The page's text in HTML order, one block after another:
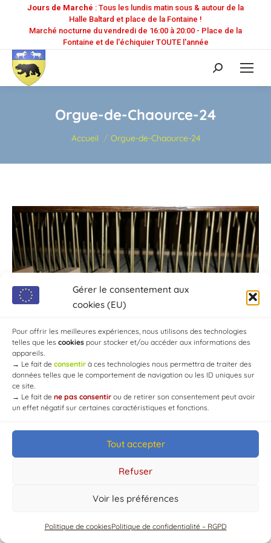
Gérer le consentement aux
cookies (EU)
Pour offrir les meilleures expériences, nous utilisons des technologies
telles que les cookies pour stocker et/ou accéder aux informations des
appareils.
→ Le fait de consentir à ces technologies nous permettra de traiter des
données telles que le comportement de navigation ou les ID uniques sur
ce site.
→ Le fait de ne pas consentir ou de retirer son consentement peut avoir
un effet négatif sur certaines caractéristiques et fonctions.
Tout accepter
Refuser
Voir les préférences
Politique de cookiesPolitique de confidentialité – RGPD
Jours de Marché : Tous les lundis matin sous & autour de la
Halle Baltard et place de la Fontaine !
Marché nocturne du vendredi de 16:00 à 20:00 - Place de la
Fontaine et de l'échiquier TOUTE l'année
Recherche
:
Orgue-de-Chaource-24
Vous êtes ici :
Accueil Orgue-de-Chaource-24
© Mairie de Chaource [2004-2024] | Tous droits réservés.